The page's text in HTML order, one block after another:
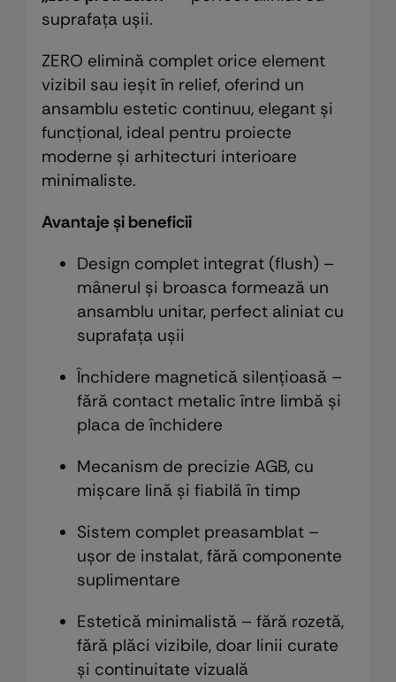
suprafața ușii.
ZERO elimină complet orice element
vizibil sau ieșit în relief, oferind un
ansamblu estetic continuu, elegant și
funcțional, ideal pentru proiecte
moderne și arhitecturi interioare
minimaliste.
Avantaje și beneficii
Design complet integrat (flush) –
mânerul și broasca formează un
ansamblu unitar, perfect aliniat cu
suprafața ușii
Închidere magnetică silențioasă –
fără contact metalic între limbă și
placa de închidere
Mecanism de precizie AGB, cu
mișcare lină și fiabilă în timp
Sistem complet preasamblat –
ușor de instalat, fără componente
suplimentare
Estetică minimalistă – fără rozetă,
fără plăci vizibile, doar linii curate
și continuitate vizuală